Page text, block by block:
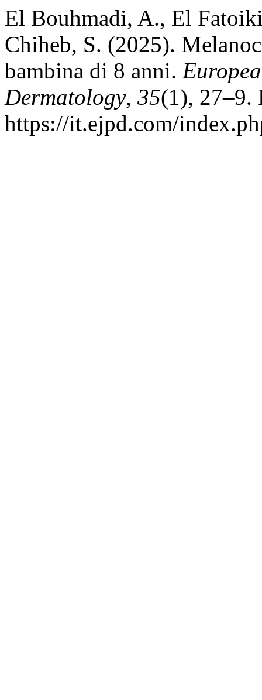
El Bouhmadi, A., El
Chiheb, S. (2025).
bambina di 8 anni.
Dermatology, 35(1), 27–9.
https://it.ejpd.com/